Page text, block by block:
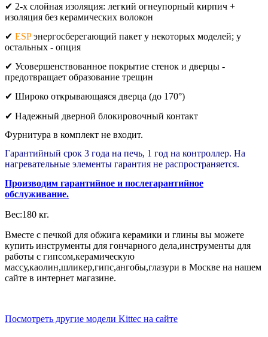
✔ 2-х слойная изоляция: легкий огнеупорный кирпич +
изоляция без керамических волокон
✔ ESPэнергосберегающий пакет у некоторых моделей; у
остальных - опция
✔ Усовершенствованное покрытие стенок и дверцы -
предотвращает образование трещин
✔ Широко открывающаяся дверца (до 170°)
✔ Надежный дверной блокировочный контакт
Фурнитура в комплект не входит.
Гарантийный срок 3 года на печь, 1 год на контроллер. На
нагревательные элементы гарантия не распространяется.
Производим гарантийное и послегарантийное
обслуживание.
Вес:180 кг.
Вместе с печкой для обжига керамики и глины вы можете
купить инструменты для гончарного дела,инструменты для
работы с гипсом,керамическую
массу,каолин,шликер,гипс,ангобы,глазури в Москве на нашем
сайте в интернет магазине.
Посмотреть другие модели Kittec на сайте